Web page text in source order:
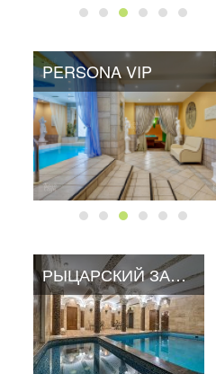
PERSONA VIP
РЫЦАРСКИЙ ЗАМОК